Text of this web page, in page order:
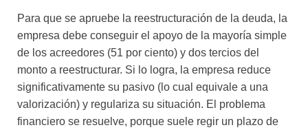
Para que se apruebe la reestructuración de la deuda, la
empresa debe conseguir el apoyo de la mayoría simple
de los acreedores (51 por ciento) y dos tercios del
monto a reestructurar. Si lo logra, la empresa reduce
significativamente su pasivo (lo cual equivale a una
valorización) y regulariza su situación. El problema
financiero se resuelve, porque suele regir un plazo de